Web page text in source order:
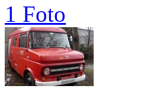
1 Foto